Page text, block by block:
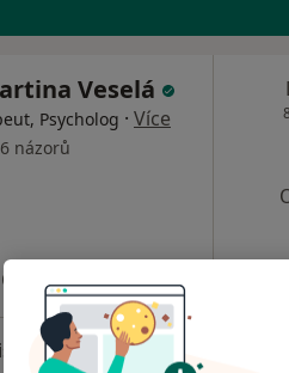
Veselá
Psycholog · Více
6 názorů
Online
Mapa